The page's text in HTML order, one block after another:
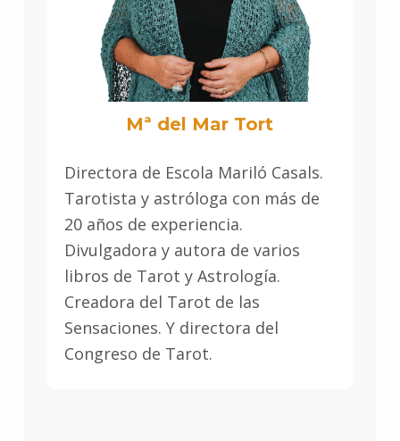
Mª del Mar Tort
Directora de Escola Mariló Casals.
Tarotista y astróloga con más de
20 años de experiencia.
Divulgadora y autora de varios
libros de Tarot y Astrología.
Creadora del Tarot de las
Sensaciones. Y directora del
Congreso de Tarot.